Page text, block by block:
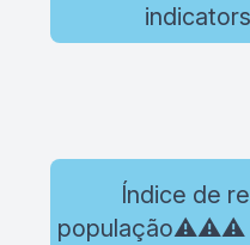
Índice de
população⚠️⚠️⚠️